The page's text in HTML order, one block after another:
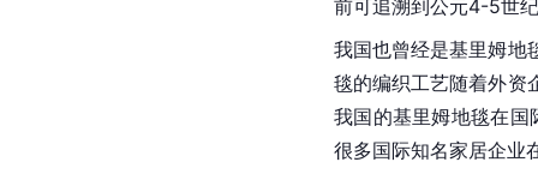
前可追溯到公元4-5世
我国也曾经是基里姆地
毯的编织工艺随着外资
我国的基里姆地毯在国
很多国际知名家居企业